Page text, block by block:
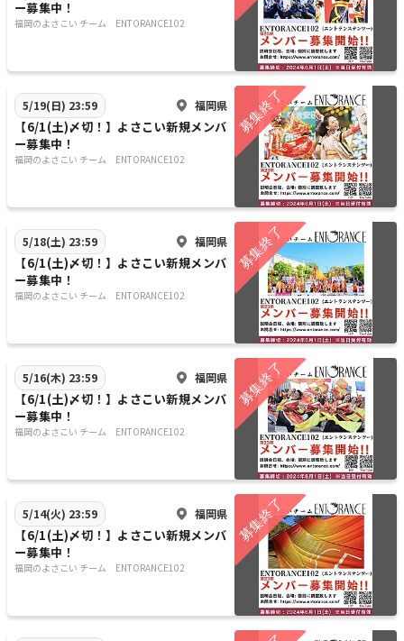
ー募集中！
福岡のよさこい チーム ENTORANCE102
5/19(日) 23:59 福岡県
【6/1(土)〆切！】よさこい新規メンバ
ー募集中！
福岡のよさこい チーム ENTORANCE102
5/18(土) 23:59 福岡県
【6/1(土)〆切！】よさこい新規メンバ
ー募集中！
福岡のよさこい チーム ENTORANCE102
5/16(木) 23:59 福岡県
【6/1(土)〆切！】よさこい新規メンバ
ー募集中！
福岡のよさこい チーム ENTORANCE102
5/14(火) 23:59 福岡県
【6/1(土)〆切！】よさこい新規メンバ
ー募集中！
福岡のよさこい チーム ENTORANCE102